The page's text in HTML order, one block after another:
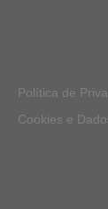
Política de
Cookies e